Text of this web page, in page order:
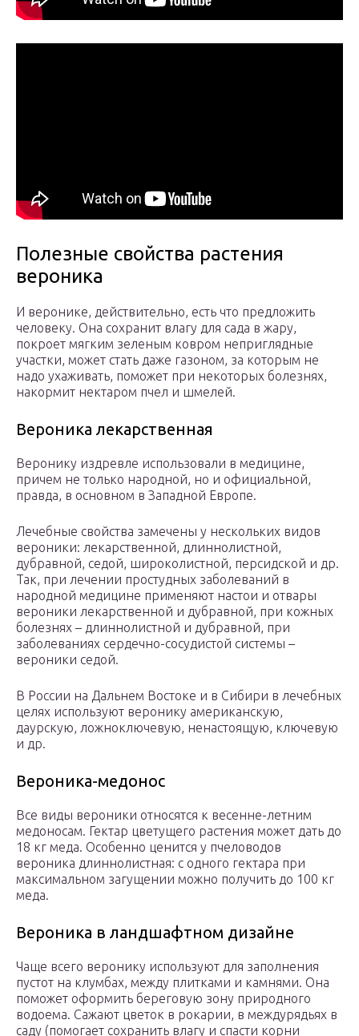
Полезные свойства растения
вероника
И веронике, действительно, есть что предложить
человеку. Она сохранит влагу для сада в жару,
покроет мягким зеленым ковром неприглядные
участки, может стать даже газоном, за которым не
надо ухаживать, поможет при некоторых болезнях,
накормит нектаром пчел и шмелей.
Вероника лекарственная
Веронику издревле использовали в медицине,
причем не только народной, но и официальной,
правда, в основном в Западной Европе.
Лечебные свойства замечены у нескольких видов
вероники: лекарственной, длиннолистной,
дубравной, седой, широколистной, персидской и др.
Так, при лечении простудных заболеваний в
народной медицине применяют настои и отвары
вероники лекарственной и дубравной, при кожных
болезнях – длиннолистной и дубравной, при
заболеваниях сердечно-сосудистой системы –
вероники седой.
В России на Дальнем Востоке и в Сибири в лечебных
целях используют веронику американскую,
даурскую, ложноключевую, ненастоящую, ключевую
и др.
Вероника-медонос
Все виды вероники относятся к весенне-летним
медоносам. Гектар цветущего растения может дать до
18 кг меда. Особенно ценится у пчеловодов
вероника длиннолистная: с одного гектара при
максимальном загущении можно получить до 100 кг
меда.
Вероника в ландшафтном дизайне
Чаще всего веронику используют для заполнения
пустот на клумбах, между плитками и камнями. Она
поможет оформить береговую зону природного
водоема. Сажают цветок в рокарии, в междурядьях в
саду (помогает сохранить влагу и спасти корни